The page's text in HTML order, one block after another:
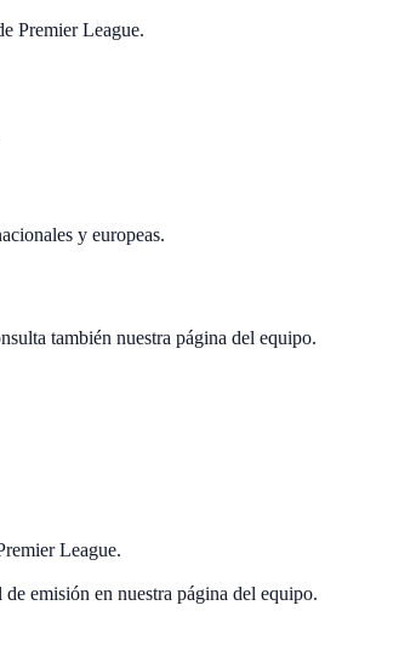
Premier League.
y europeas.
también nuestra página del equipo.
League.
emisión en nuestra página del equipo.